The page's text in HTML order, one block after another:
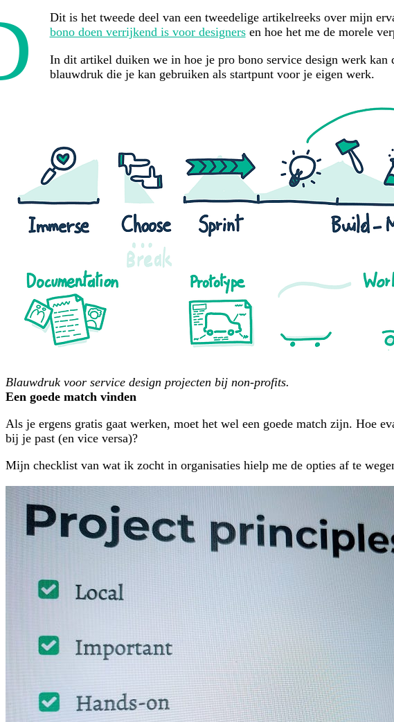
Dit is het tweede deel van een tweedelige artikelreeks over mijn
bono doen verrijkend is voor designersen hoe het me de morele
In dit artikel duiken we in hoe je pro bono service design werk kan
blauwdruk die je kan gebruiken als startpunt voor je eigen werk.
Blauwdruk voor service design projecten bij non-profits.
Een goede match vinden
Als je ergens gratis gaat werken, moet het wel een goede match zijn. Hoe
bij je past (en vice versa)?
Mijn checklist van wat ik zocht in organisaties hielp me de opties af te